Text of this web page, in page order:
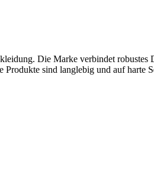
Die Marke verbindet
sind langlebig und auf harte